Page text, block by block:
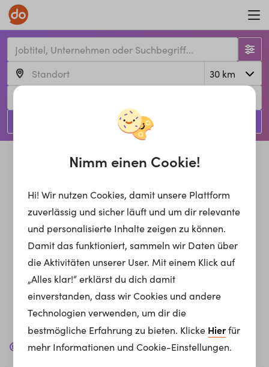
Jetzt suchen!
Handverlesene Jobs für dich!
Nimm einen Cookie!
Hi! Wir nutzen Cookies, damit unsere Plattform
zuverlässig und sicher läuft und um dir relevante
und personalisierte Inhalte zeigen zu können.
Damit das funktioniert, sammeln wir Daten über
die Aktivitäten unserer User. Mit einem Klick auf
„Alles klar!“ erklärst du dich damit
einverstanden, dass wir Cookies und andere
Technologien verwenden, um dir die
bestmögliche Erfahrung zu bieten. Klicke Hierfür
mehr Informationen und Cookie-Einstellungen.